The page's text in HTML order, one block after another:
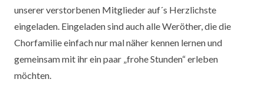
unserer verstorbenen Mitglieder auf´s Herzlichste
eingeladen. Eingeladen sind auch alle Weröther, die die
Chorfamilie einfach nur mal näher kennen lernen und
gemeinsam mit ihr ein paar „frohe Stunden“ erleben
möchten.